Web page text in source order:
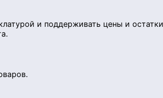
и поддерживать цены и